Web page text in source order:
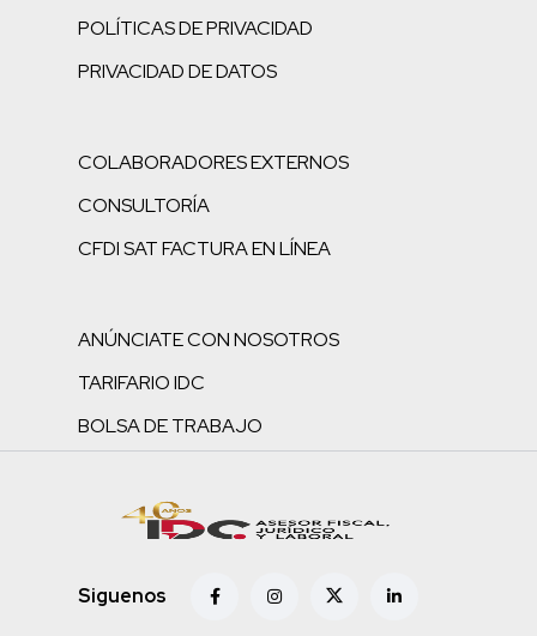
POLÍTICAS DE PRIVACIDAD
PRIVACIDAD DE DATOS
COLABORADORES EXTERNOS
CONSULTORÍA
CFDI SAT FACTURA EN LÍNEA
ANÚNCIATE CON NOSOTROS
TARIFARIO IDC
BOLSA DE TRABAJO
Siguenos